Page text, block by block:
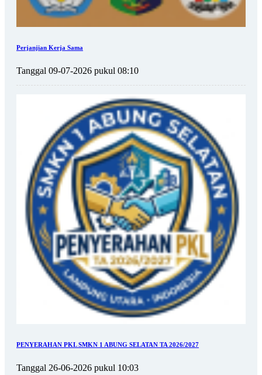
Perjanjian Kerja Sama
Tanggal 09-07-2026 pukul 08:10
PENYERAHAN PKL SMKN 1 ABUNG SELATAN TA 2026/2027
Tanggal 26-06-2026 pukul 10:03